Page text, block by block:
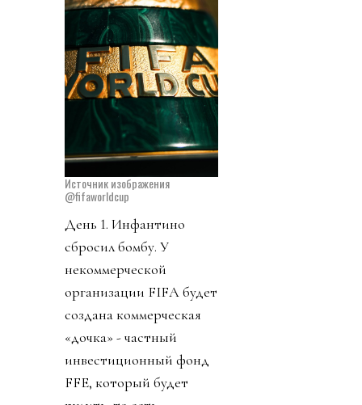
Источник изображения
@fifaworldcup
День 1. Инфантино
сбросил бомбу. У
некоммерческой
организации FIFA будет
создана коммерческая
«дочка» - частный
инвестиционный фонд
FFE, который будет